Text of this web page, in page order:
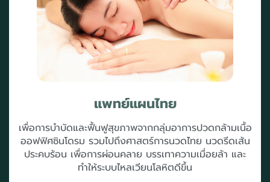
แพทย์แผนไทย
เพื่อการบำบัดและฟื้นฟูสุขภาพจากกลุ่มอาการปวดกล้ามเนื้อ
ออฟฟิศซินโดรม รวมไปถึงศาสตร์การนวดไทย นวดรีดเส้น
ประคบร้อน เพื่อการผ่อนคลาย บรรเทาความเมื่อยล้า และ
ทำให้ระบบไหลเวียนโลหิตดีขึ้น